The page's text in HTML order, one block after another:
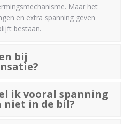
Maar het
en extra spanning geven
bestaan.
bij
ik vooral spanning
niet in de bil?